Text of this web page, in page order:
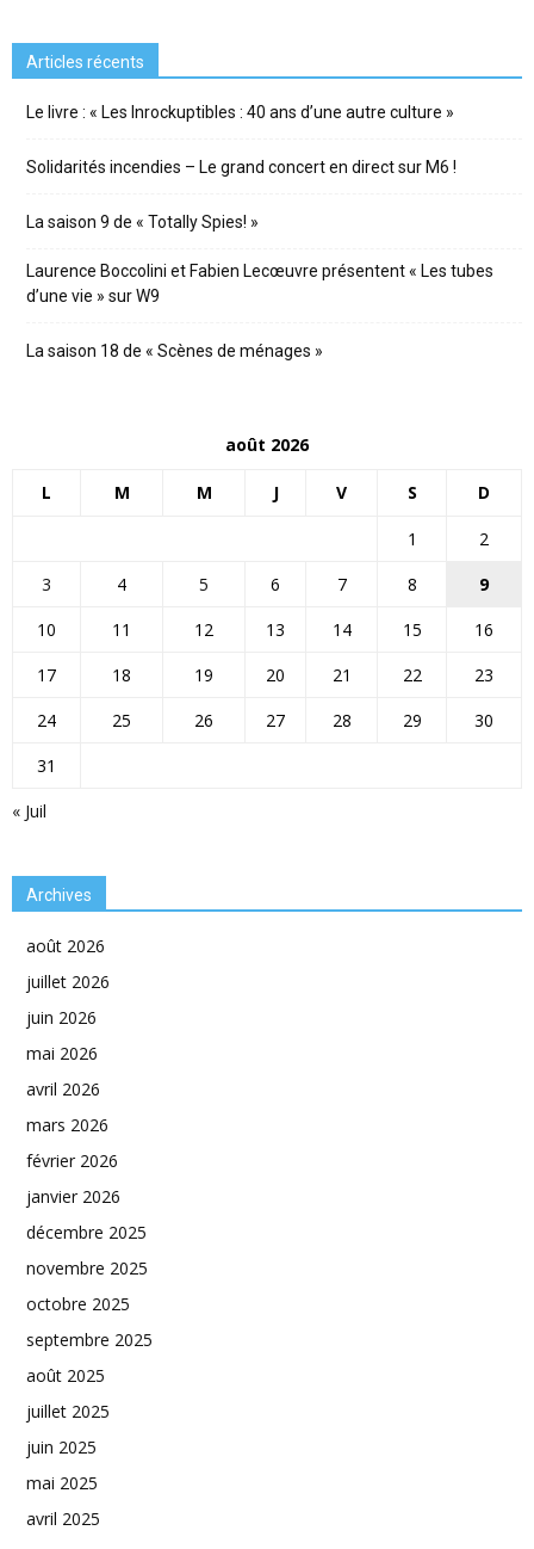
Articles récents
Le livre : « Les Inrockuptibles : 40 ans d’une autre culture »
Solidarités incendies – Le grand concert en direct sur M6 !
La saison 9 de « Totally Spies! »
Laurence Boccolini et Fabien Lecœuvre présentent « Les tubes
d’une vie » sur W9
La saison 18 de « Scènes de ménages »
août 2026
L M M J V S D
« Juil
1
2
3
4 5 6 7 8
9
10
11 12 13 14 15
16
17
18 19 20 21 22
23
24
25 26 27 28 29
30
31
Archives
août 2026
juillet 2026
juin 2026
mai 2026
avril 2026
mars 2026
février 2026
janvier 2026
décembre 2025
novembre 2025
octobre 2025
septembre 2025
août 2025
juillet 2025
juin 2025
mai 2025
avril 2025